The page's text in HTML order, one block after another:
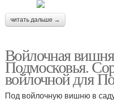
читать дальше →
Войлочная
Подмосковья.
войлочной для
Под войлочную вишню в